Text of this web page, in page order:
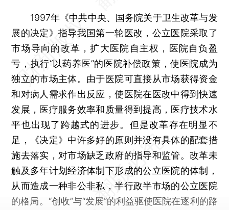
1997年《中共中央、国务院关于卫生改革与发
展的决定》指导我国第一轮医改，公立医院采取了
市场导向的改革，扩大医院自主权，医院自负盈
亏，执行“以药养医”的医院补偿政策，使医院成为
独立的市场主体。由于医院可直接从市场获得资金
和对病人需求作出反应，使医院在医改中得到快速
发展，医疗服务效率和质量得到提高，医疗技术水
平也出现了跨越式的进步。但是改革存在明显不
足，《决定》中许多好的原则并没有具体的配套措
施去落实，对市场缺乏政府的指导和监管。改革未
触及多年计划经济体制下形成的公立医院的体制，
从而造成一种非公非私，半行政半市场的公立医院
的格局。“创收”与“发展”的利益驱使医院在逐利的路